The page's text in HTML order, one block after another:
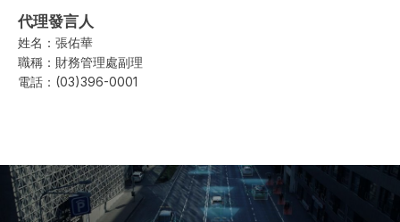
代理發言人
姓名：張佑華
職稱：財務管理處副理
電話：(03)396-0001